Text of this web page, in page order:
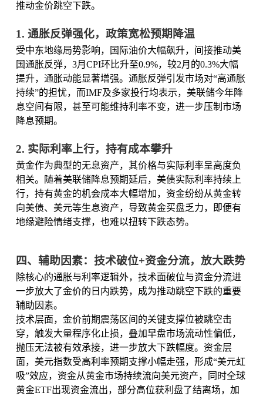
推动金价跳空下跌。
1. 通胀反弹强化，政策宽松预期降温
受中东地缘局势影响，国际油价大幅飙升，间接推动美
国通胀反弹，3月CPI环比升至0.9%，较2月的0.3%大幅
提升，通胀动能显著增强。通胀反弹引发市场对“高通胀
持续”的担忧，而IMF及多家投行均表示，美联储今年降
息空间有限，甚至可能维持利率不变，进一步压制市场
降息预期。
2. 实际利率上行，持有成本攀升
黄金作为典型的无息资产，其价格与实际利率呈高度负
相关。随着美联储降息预期延后，美债实际利率持续上
行，持有黄金的机会成本大幅增加，资金纷纷从黄金转
向美债、美元等生息资产，导致黄金买盘乏力，即便有
地缘避险情绪支撑，也难以扭转下跌态势。
四、辅助因素：技术破位+资金分流，放大跌势
除核心的通胀与利率逻辑外，技术面破位与资金分流进
一步放大了金价的日内跌势，成为推动跳空下跌的重要
辅助因素。
技术层面，金价前期震荡区间的关键支撑位被跳空击
穿，触发大量程序化止损，叠加早盘市场流动性偏低，
抛压无法被有效承接，进一步放大下跌幅度。资金层
面，美元指数受高利率预期支撑小幅走强，形成“美元虹
吸”效应，资金从黄金市场持续流向美元资产，同时全球
黄金ETF出现资金流出，部分高位获利盘了结离场，加